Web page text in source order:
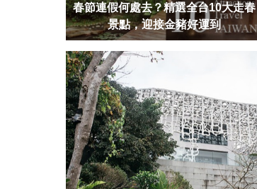
春節連假何處去？精選全台10大走春
景點，迎接金豬好運到